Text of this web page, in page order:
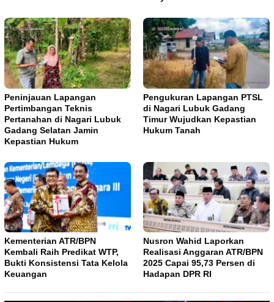
Peninjauan Lapangan
Pertimbangan Teknis
Pertanahan di Nagari Lubuk
Gadang Selatan Jamin
Kepastian Hukum
Pengukuran Lapangan PTSL
di Nagari Lubuk Gadang
Timur Wujudkan Kepastian
Hukum Tanah
Kementerian ATR/BPN
Kembali Raih Predikat WTP,
Bukti Konsistensi Tata Kelola
Keuangan
Nusron Wahid Laporkan
Realisasi Anggaran ATR/BPN
2025 Capai 95,73 Persen di
Hadapan DPR RI